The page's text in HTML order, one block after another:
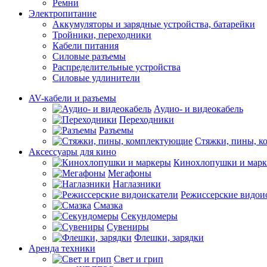
Ремни
Электропитание
Аккумуляторы и зарядные устройства, батарейки
Тройники, переходники
Кабели питания
Силовые разъемы
Распределительные устройства
Силовые удлинители
AV-кабели и разъемы
Аудио- и видеокабель
Переходники
Разъемы
Стяжки, пины,
Аксессуары для кино
Кинохлопушки и
Мегафоны
Наглазники
Режиссерские
Смазка
Секундомеры
Сувениры
Флешки, зарядки
Аренда техники
Свет и грип